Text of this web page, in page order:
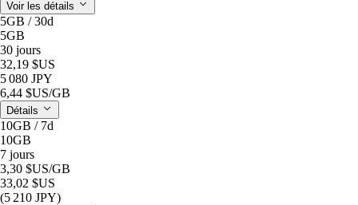
Voir les détails
5GB / 30d
5GB
30 jours
32,19 $US
5 080 JPY
6,44 $US/GB
Détails
10GB / 7d
10GB
7 jours
3,30 $US/GB
33,02 $US
(5 210 JPY)